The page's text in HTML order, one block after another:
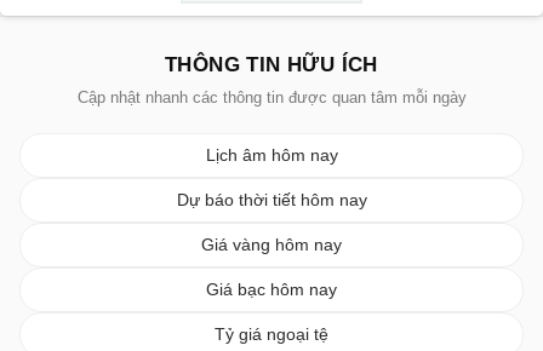
THÔNG TIN HỮU ÍCH
Cập nhật nhanh các thông tin được quan tâm mỗi ngày
Lịch âm hôm nay
Dự báo thời tiết hôm nay
Giá vàng hôm nay
Giá bạc hôm nay
Tỷ giá ngoại tệ